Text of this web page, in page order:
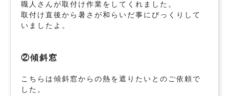
職人さんが取付け作業をしてくれました。
取付け直後から暑さが和らいだ事にびっくりして
いましたよ。
②傾斜窓
こちらは傾斜窓からの熱を遮りたいとのご依頼で
した。